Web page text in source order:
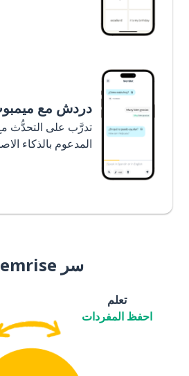
دردش مع
تدرَّب على التحدُّث
المدعوم بالذكاء
سر Memrise
تعلم
احفظ المفردات